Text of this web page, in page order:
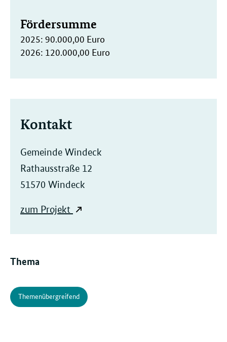
Fördersumme
2025: 90.000,00 Euro
2026: 120.000,00 Euro
Kontakt
Gemeinde Windeck
Rathausstraße 12
51570 Windeck
zum Projekt
Thema
Themenübergreifend